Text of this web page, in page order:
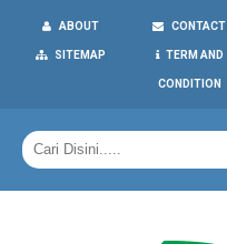
ABOUT CONTACT
SITEMAP TERM AND
CONDITION